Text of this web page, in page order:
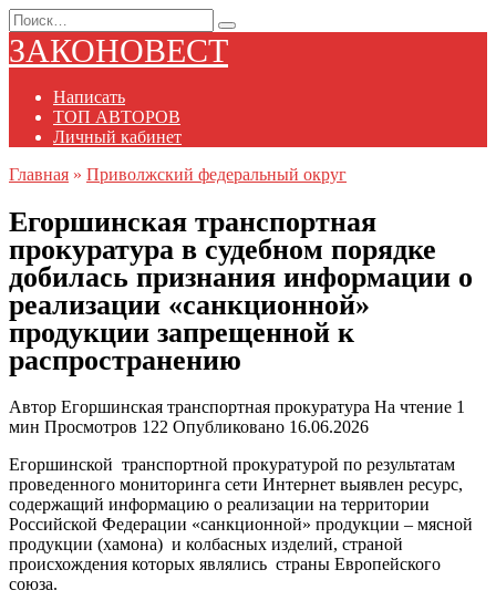
Перейти
к
содержанию
Search
for:
ЗАКОНОВЕСТ
Написать
ТОП АВТОРОВ
Личный кабинет
Главная » Приволжский федеральный округ
Егоршинская транспортная
прокуратура в судебном порядке
добилась признания информации о
реализации «санкционной»
продукции запрещенной к
распространению
Автор Егоршинская транспортная прокуратура На чтение 1
мин Просмотров 122 Опубликовано 16.06.2026
Егоршинской транспортной прокуратурой по результатам
проведенного мониторинга сети Интернет выявлен ресурс,
содержащий информацию о реализации на территории
Российской Федерации «санкционной» продукции – мясной
продукции (хамона) и колбасных изделий, страной
происхождения которых являлись страны Европейского
союза.